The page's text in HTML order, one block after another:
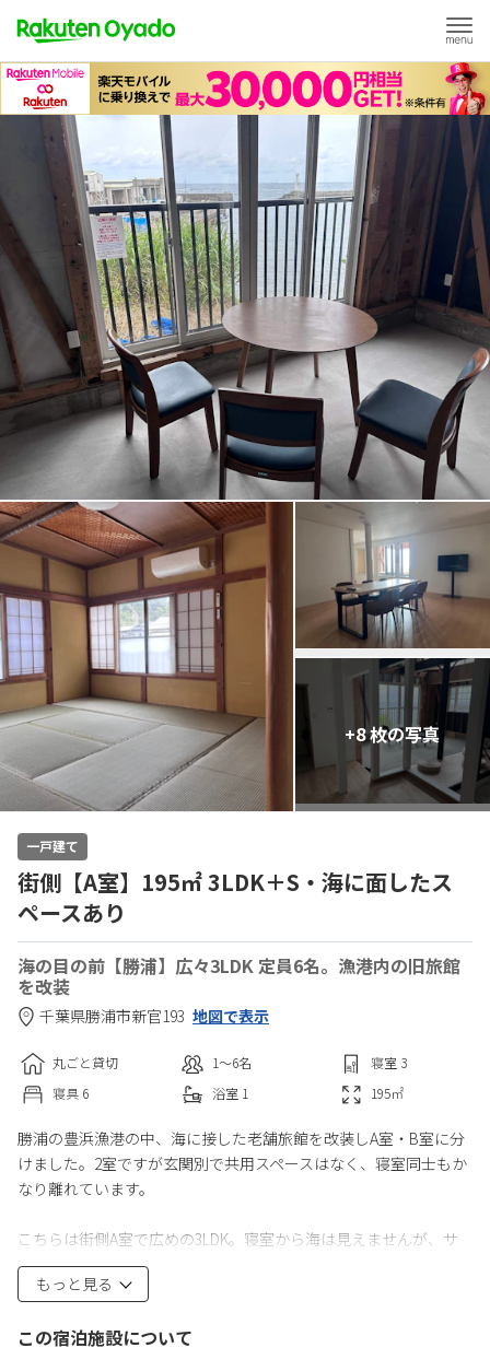
+8 枚の写真
一戸建て
街側【A室】195㎡ 3LDK＋S・海に面したス
ペースあり
海の目の前【勝浦】広々3LDK 定員6名。漁港内の旧旅館
を改装
千葉県勝浦市新官193 地図で表示
丸ごと貸切 1〜6名 寝室 3
寝具 6 浴室 1 195㎡
勝浦の豊浜漁港の中、海に接した老舗旅館を改装しA室・B室に分
けました。2室ですが玄関別で共用スペースはなく、寝室同士もか
なり離れています。
こちらは街側A室で広めの3LDK。寝室から海は見えませんが、サ
ービススペースとして海に面した大きな吹き抜けがあり、それも
含めて専有面積は195平方メートル、定員6名で広々です。
寝室部分は以前の旅館の雰囲気そのままの純和室。10畳、8畳、8
もっと見る
この宿泊施設について